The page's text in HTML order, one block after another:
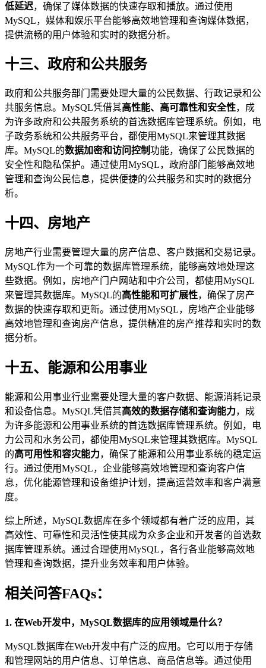
低延迟，确保了媒体数据的快速存取和播放。通过使用
MySQL，媒体和娱乐平台能够高效地管理和查询媒体数据，
提供流畅的用户体验和实时的数据分析。
十三、政府和公共服务
政府和公共服务部门需要处理大量的公民数据、行政记录和公
共服务信息。MySQL凭借其高性能、高可靠性和安全性，成
为许多政府和公共服务系统的首选数据库管理系统。例如，电
子政务系统和公共服务平台，都使用MySQL来管理其数据
库。MySQL的数据加密和访问控制功能，确保了公民数据的
安全性和隐私保护。通过使用MySQL，政府部门能够高效地
管理和查询公民信息，提供便捷的公共服务和实时的数据分
析。
十四、房地产
房地产行业需要管理大量的房产信息、客户数据和交易记录。
MySQL作为一个可靠的数据库管理系统，能够高效地处理这
些数据。例如，房地产门户网站和中介公司，都使用MySQL
来管理其数据库。MySQL的高性能和可扩展性，确保了房产
数据的快速存取和更新。通过使用MySQL，房地产企业能够
高效地管理和查询房产信息，提供精准的房产推荐和实时的数
据分析。
十五、能源和公用事业
能源和公用事业行业需要处理大量的客户数据、能源消耗记录
和设备信息。MySQL凭借其高效的数据存储和查询能力，成
为许多能源和公用事业系统的首选数据库管理系统。例如，电
力公司和水务公司，都使用MySQL来管理其数据库。MySQL
的高可用性和容灾能力，确保了能源和公用事业系统的稳定运
行。通过使用MySQL，企业能够高效地管理和查询客户信
息，优化能源管理和设备维护计划，提高运营效率和客户满意
度。
综上所述，MySQL数据库在多个领域都有着广泛的应用，其
高效性、可靠性和灵活性使其成为众多企业和开发者的首选数
据库管理系统。通过合理使用MySQL，各行各业能够高效地
管理和查询数据，提升业务效率和用户体验。
相关问答FAQs：
1. 在Web开发中，MySQL数据库的应用领域是什么？
MySQL数据库在Web开发中有广泛的应用。它可以用于存储
和管理网站的用户信息、订单信息、商品信息等。通过使用